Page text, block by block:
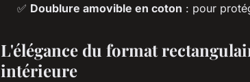
✅ Doublure amovible en coton : pour
L'élégance du format
intérieure